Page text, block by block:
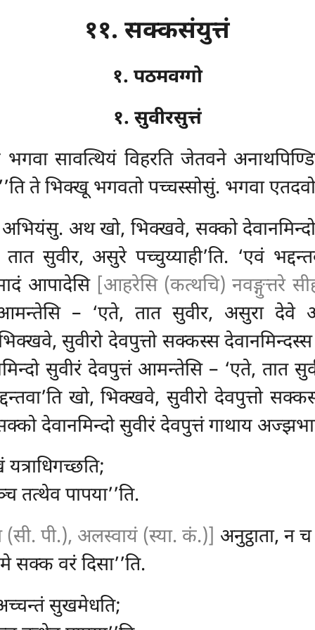
११. सक्कसंयुत्तं
१. पठमवग्गो
१. सुवीरसुत्तं
सावत्थियं विहरति जेतवने
ते भिक्खू भगवतो पच्चस्सोसुं. भगवा
अथ खो, भिक्खवे, सक्को
सुवीर, असुरे पच्चुय्याही’ति. ‘एवं
आपादेसि [आहरेसि (कत्थचि) नवङ्गुत्तरे
आमन्तेसि – ‘एते, तात सुवीर, असुरा देवे
भिक्खवे, सुवीरो देवपुत्तो सक्कस्स
सुवीरं देवपुत्तं आमन्तेसि – ‘एते, तात
खो, भिक्खवे, सुवीरो देवपुत्तो
देवानमिन्दो सुवीरं देवपुत्तं गाथाय
तत्थेव पापया’’ति.
पी.), अलस्वायं (स्या. कं.)] अनुट्ठाता, न
सक्क वरं दिसा’’ति.
सुखमेधति;